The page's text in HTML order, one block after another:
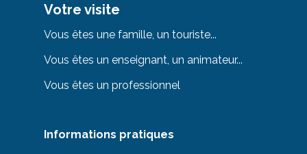
Votre visite
Vous êtes une famille, un touriste...
Vous êtes un enseignant, un animateur...
Vous êtes un professionnel
Informations pratiques